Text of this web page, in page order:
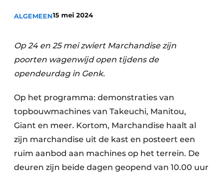
Video’s
ALGEMEEN15 mei 2024
Op 24 en 25 mei zwiert Marchandise zijn
poorten wagenwijd open tijdens de
opendeurdag in Genk.
Op het programma: demonstraties van
topbouwmachines van Takeuchi, Manitou,
Giant en meer. Kortom, Marchandise haalt al
zijn marchandise uit de kast en posteert een
ruim aanbod aan machines op het terrein. De
deuren zijn beide dagen geopend van 10.00 uur